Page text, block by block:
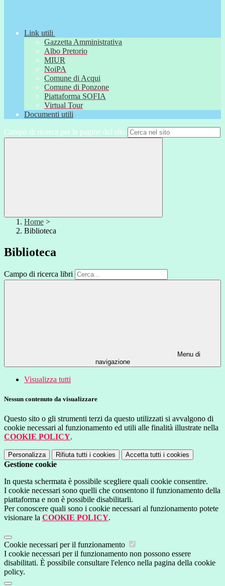
Link utili
Gazzetta Amministrativa
Albo Pretorio
MIUR
NoiPA
Comune di Acqui
Comune di Ponzone
Piattaforma SOFIA
Virtual Tour
Documenti utili
Campo di ricerca per le pagine del sito
Home >
Biblioteca
Biblioteca
Campo di ricerca libri
Menu di
navigazione
Visualizza tutti
Nessun contenuto da visualizzare
Questo sito o gli strumenti terzi da questo utilizzati si avvalgono di
cookie necessari al funzionamento ed utili alle finalità illustrate nella
COOKIE POLICY.
Personalizza Rifiuta tutti i cookies Accetta tutti i cookies
Gestione cookie
In questa schermata è possibile scegliere quali cookie consentire.
I cookie necessari sono quelli che consentono il funzionamento della
piattaforma e non è possibile disabilitarli.
Per conoscere quali sono i cookie necessari al funzionamento potete
visionare la COOKIE POLICY.
Cookie necessari per il funzionamento
I cookie necessari per il funzionamento non possono essere
disabilitati. È possibile consultare l'elenco nella pagina della cookie
policy.